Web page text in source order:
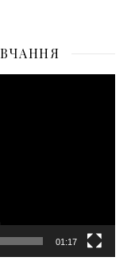
01:17